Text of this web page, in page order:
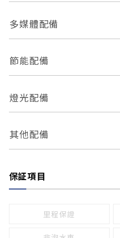
ABS防鎖死
車道偏離警示
自動停車系統
倒車雷達
皮椅
無
多媒體配備
外部音源接入
節能配備
引擎啟閉系統
燈光配備
感應頭燈
頭燈光源
其他配備
保証項目
里程保證